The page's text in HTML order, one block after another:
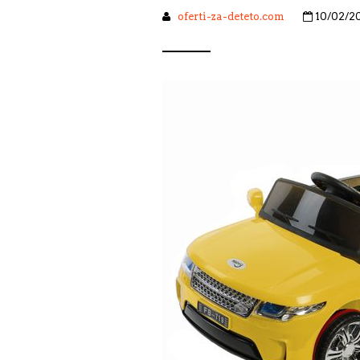
oferti-za-deteto.com 10/02/